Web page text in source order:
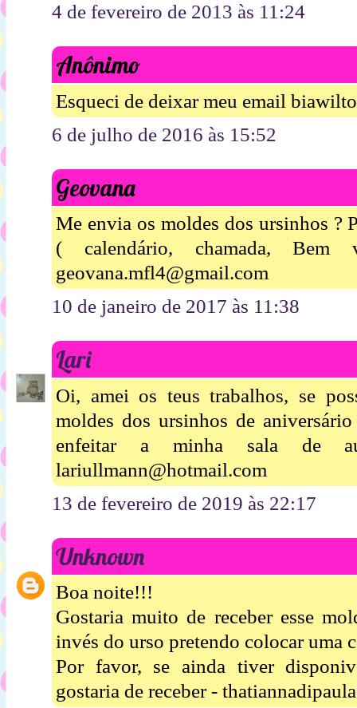
4 de fevereiro de 2013 às 11:24
Anônimo
Esqueci de deixar meu email
6 de julho de 2016 às 15:52
Geovana
Me envia os moldes dos ursinhos ?
( calendário, chamada,
geovana.mfl4@gmail.com
10 de janeiro de 2017 às 11:38
Lari
Oi, amei os teus trabalhos, se
moldes dos ursinhos de
enfeitar a minha sala de
lariullmann@hotmail.com
13 de fevereiro de 2019 às 22:17
Unknown
Boa noite!!!
Gostaria muito de receber esse
invés do urso pretendo colocar uma
Por favor, se ainda tiver
gostaria de receber -